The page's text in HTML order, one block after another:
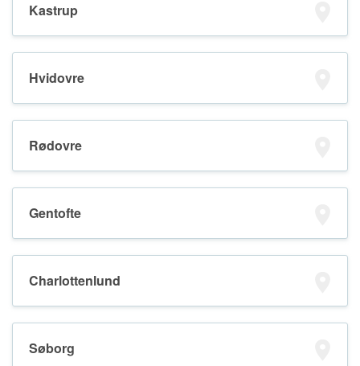
Kastrup
Hvidovre
Rødovre
Gentofte
Charlottenlund
Søborg